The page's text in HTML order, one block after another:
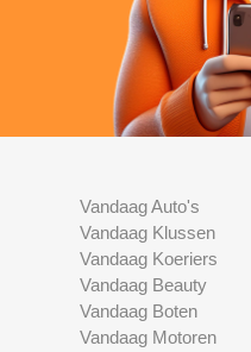
Vandaag Auto's
Vandaag Klussen
Vandaag Koeriers
Vandaag Beauty
Vandaag Boten
Vandaag Motoren